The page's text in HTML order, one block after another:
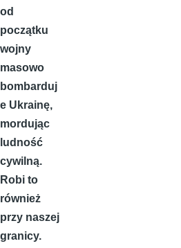
od
początku
wojny
masowo
bombarduj
e Ukrainę,
mordując
ludność
cywilną.
Robi to
również
przy naszej
granicy.